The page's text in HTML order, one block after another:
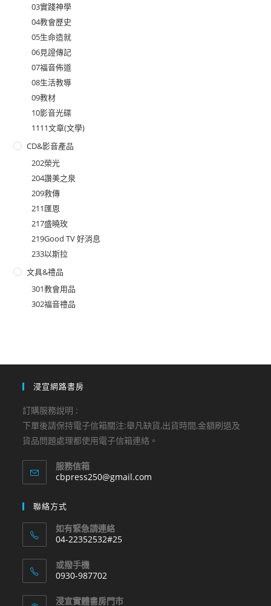
03實踐神學
04教會歷史
05生命造就
06見證傳記
07福音佈道
08生活教導
09教材
10影音光碟
1111文章(文學)
CD&影音產品
202榮光
204讚美之泉
209救傳
211匯恩
217盛曉玫
219Good TV 好消息
233以斯拉
文具&禮品
301教會用品
302福音禮品
浸宣網路書房
訂購服務說明 :
下單後請保持電子信箱關注:舉凡缺貨,出貨時間,金額刷退及
貨品問題處理都使用電子信箱連絡。
服務信箱
cbpress250@gmail.com
聯絡方式
如有緊急請連絡
04-22352532#25
in
your
application
或撥手機
0930-987702
in
浸宣實體書房門市